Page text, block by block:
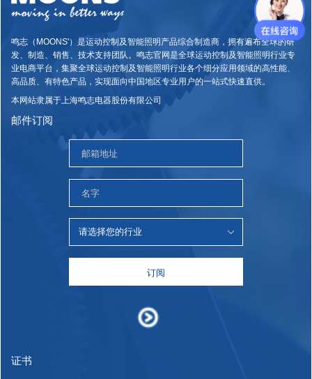
鸣志（MOONS'）是运动控制及智能照明产品综合制造商，拥有遍布全球的研
发、制造、销售、技术支持团队。鸣志官网是全球运动控制及智能照明行业专
业电商平台，集聚全球运动控制及智能照明行业各个细分应用领域的高性能、
高品质、有特色产品，实现面向中国地区专业用户的一站式快速直供。
本网站隶属于上海鸣志电器股份有限公司
邮件订阅
订阅
证书